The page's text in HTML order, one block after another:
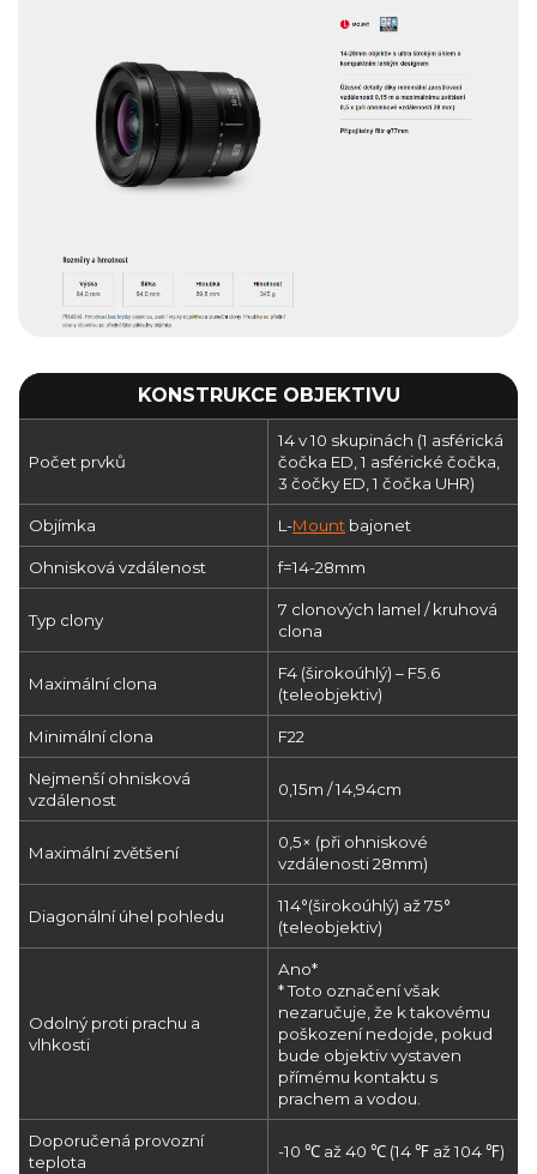
KONSTRUKCE OBJEKTIVU
Počet prvků
14 v 10 skupinách (1 asférická
čočka ED, 1 asférické čočka,
3 čočky ED, 1 čočka UHR)
Objímka L-Mount bajonet
Ohnisková vzdálenost f=14-28mm
Typ clony
7 clonových lamel / kruhová
clona
Maximální clona
F4 (širokoúhlý) – F5.6
(teleobjektiv)
Minimální clona F22
Nejmenší ohnisková
vzdálenost
0,15m / 14,94cm
Maximální zvětšení
0,5× (při ohniskové
vzdálenosti 28mm)
Diagonální úhel pohledu
114°(širokoúhlý) až 75°
(teleobjektiv)
Odolný proti prachu a
vlhkosti
Ano*
* Toto označení však
nezaručuje, že k takovému
poškození nedojde, pokud
bude objektiv vystaven
přímému kontaktu s
prachem a vodou.
Doporučená provozní
teplota
-10 ℃ až 40 ℃ (14 ℉ až 104 ℉)